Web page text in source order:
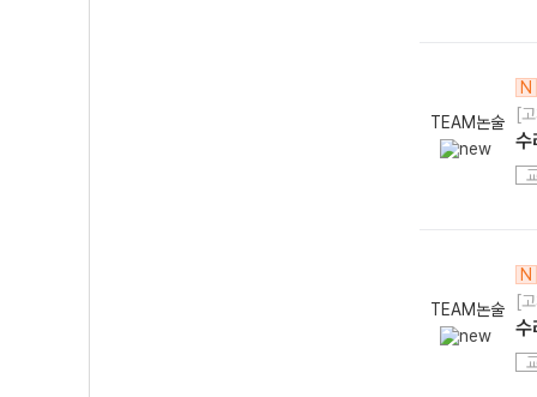
TEAM논술
N
[
수
TEAM논술
N
[
수